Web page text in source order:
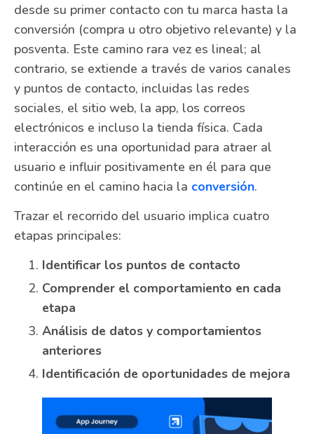
desde su primer contacto con tu marca hasta la
conversión (compra u otro objetivo relevante) y la
posventa. Este camino rara vez es lineal; al
contrario, se extiende a través de varios canales
y puntos de contacto, incluidas las redes
sociales, el sitio web, la app, los correos
electrónicos e incluso la tienda física. Cada
interacción es una oportunidad para atraer al
usuario e influir positivamente en él para que
continúe en el camino hacia la conversión.
Trazar el recorrido del usuario implica cuatro
etapas principales:
Identificar los puntos de contacto
Comprender el comportamiento en cada
etapa
Análisis de datos y comportamientos
anteriores
Identificación de oportunidades de mejora